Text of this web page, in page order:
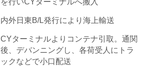
内外日東B/L発行により海上輸送
CYターミナルよりコンテナ引取。通関
後、デバンニングし、各荷受人にトラ
ックなどで小口配送